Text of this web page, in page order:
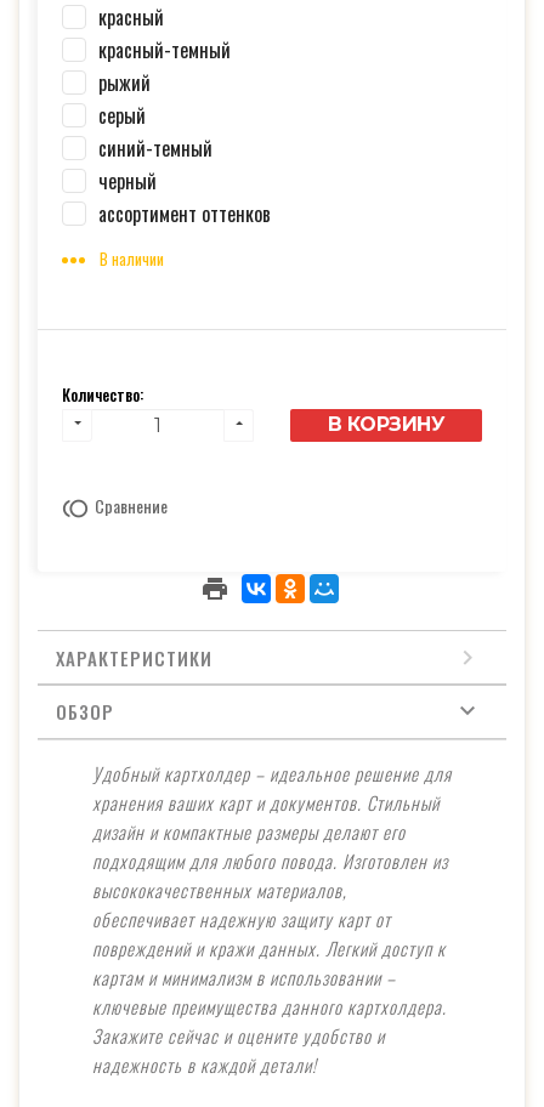
красный
красный-темный
рыжий
серый
синий-темный
черный
ассортимент оттенков
В наличии
Количество:
В КОРЗИНУ
Сравнение
ХАРАКТЕРИСТИКИ
ОБЗОР
Удобный картхолдер – идеальное решение для
хранения ваших карт и документов. Стильный
дизайн и компактные размеры делают его
подходящим для любого повода. Изготовлен из
высококачественных материалов,
обеспечивает надежную защиту карт от
повреждений и кражи данных. Легкий доступ к
картам и минимализм в использовании –
ключевые преимущества данного картхолдера.
Закажите сейчас и оцените удобство и
надежность в каждой детали!